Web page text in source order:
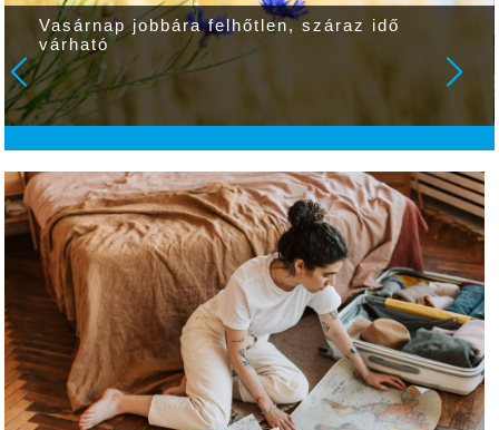
Vasárnap jobbára felhőtlen, száraz idő
várható